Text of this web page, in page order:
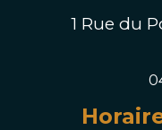
1 Rue du